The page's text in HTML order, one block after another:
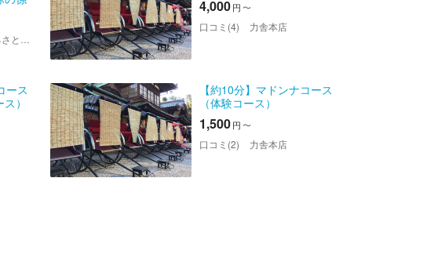
行村
4,000円 〜
口コミ(4) 力舎本店
ース
）
【約10分】マドンナコース
（体験コース）
1,500円 〜
口コミ(2) 力舎本店